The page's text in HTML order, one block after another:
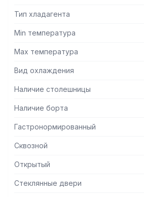
Тип хладагента
Min температура
Max температура
Вид охлаждения
Наличие столешницы
Наличие борта
Гастронормированный
Сквозной
Открытый
Стеклянные двери